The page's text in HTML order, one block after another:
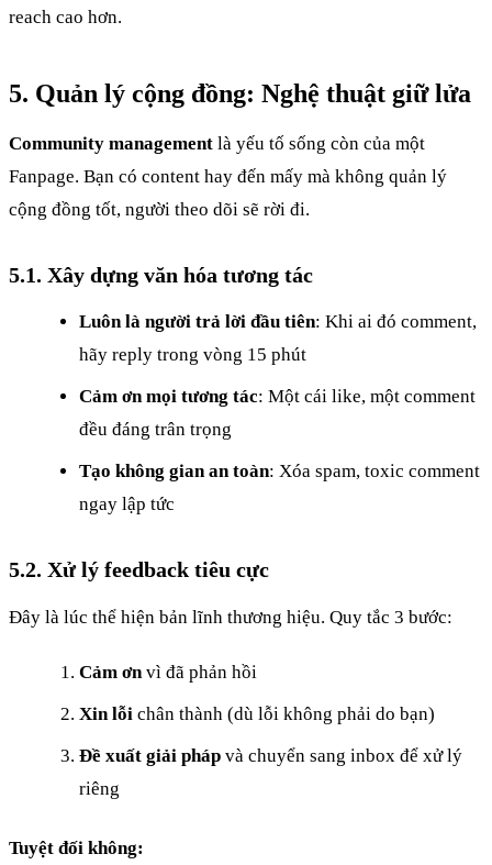
reach cao hơn.
5. Quản lý cộng đồng: Nghệ thuật giữ lửa
Community management là yếu tố sống còn của một
Fanpage. Bạn có content hay đến mấy mà không quản lý
cộng đồng tốt, người theo dõi sẽ rời đi.
5.1. Xây dựng văn hóa tương tác
Luôn là người trả lời đầu tiên: Khi ai đó comment,
hãy reply trong vòng 15 phút
Cảm ơn mọi tương tác: Một cái like, một comment
đều đáng trân trọng
Tạo không gian an toàn: Xóa spam, toxic comment
ngay lập tức
5.2. Xử lý feedback tiêu cực
Đây là lúc thể hiện bản lĩnh thương hiệu. Quy tắc 3 bước:
Cảm ơn vì đã phản hồi
Xin lỗi chân thành (dù lỗi không phải do bạn)
Đề xuất giải pháp và chuyển sang inbox để xử lý
riêng
Tuyệt đối không: